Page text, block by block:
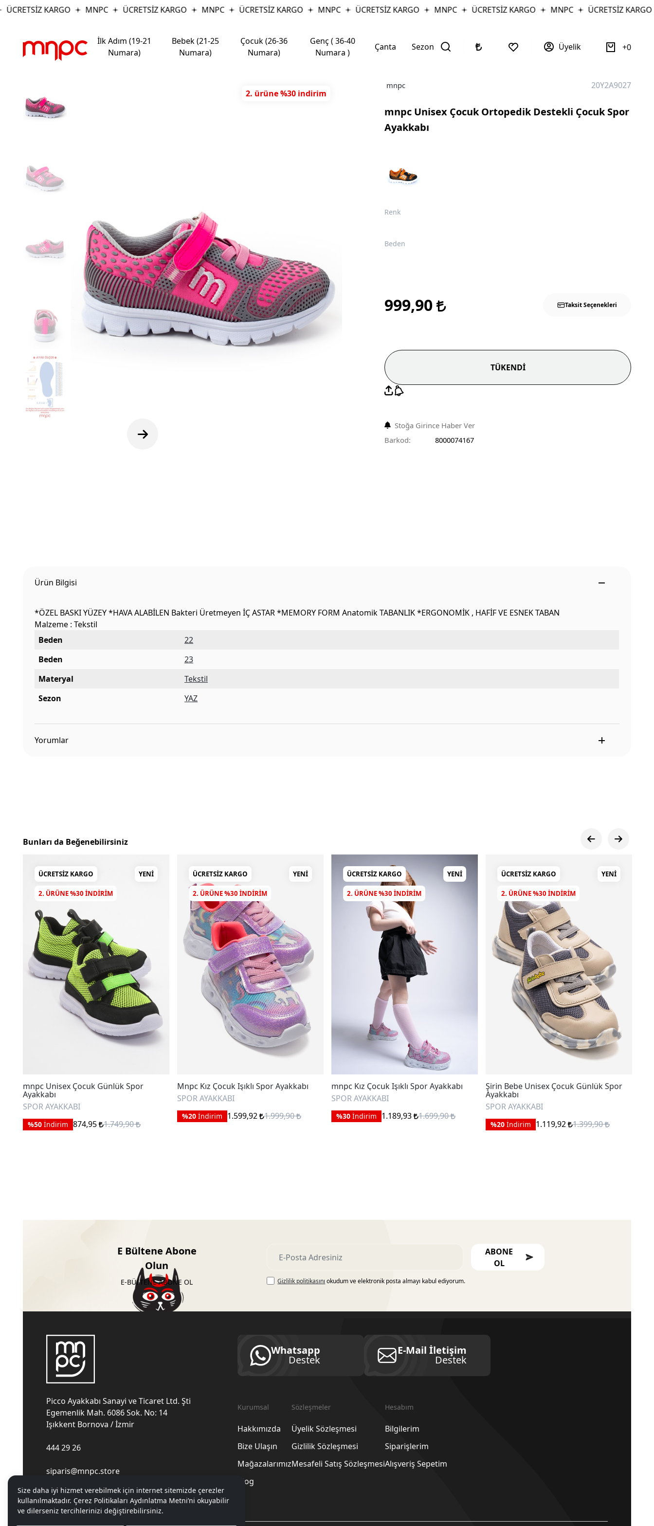
ÜCRETSİZ KARGO MNPC ÜCRETSİZ KARGO MNPC ÜCRETSİZ KARGO MNPC ÜCRETSİZ KARGO MNPC ÜCRETSİZ KARGO MNPC ÜCRETSİZ KARGO
İlk Adım (19-21
Numara)
Bebek (21-25
Numara)
Çocuk (26-36
Numara)
Genç ( 36-40
Numara )
Çanta Sezon Üyelik 0
2. ürüne %30 indirim
mnpc 20Y2A9027
mnpc Unisex Çocuk Ortopedik Destekli Çocuk Spor
Ayakkabı
Renk
Beden
999,90 Taksit Seçenekleri
TÜKENDİ
Stoğa Girince Haber Ver
Barkod:
8000074167
Ürün Bilgisi
*ÖZEL BASKI YÜZEY *HAVA ALABİLEN Bakteri Üretmeyen İÇ ASTAR *MEMORY FORM Anatomik TABANLIK *ERGONOMİK , HAFİF VE ESNEK TABAN
Malzeme : Tekstil
Beden
22
Beden
23
Materyal
Tekstil
Sezon
YAZ
Yorumlar
Bunları da Beğenebilirsiniz
ÜCRETSIZ KARGO YENI
2. ÜRÜNE %30 INDIRIM
mnpc Unisex Çocuk Günlük Spor
Ayakkabı
SPOR AYAKKABI
%50 İndirim 874,95 1.749,90
ÜCRETSIZ KARGO YENI
2. ÜRÜNE %30 INDIRIM
Mnpc Kız Çocuk Işıklı Spor Ayakkabı
SPOR AYAKKABI
%20 İndirim 1.599,92 1.999,90
ÜCRETSIZ KARGO YENI
2. ÜRÜNE %30 INDIRIM
mnpc Kız Çocuk Işıklı Spor Ayakkabı
SPOR AYAKKABI
%30 İndirim 1.189,93 1.699,90
ÜCRETSIZ KARGO YENI
2. ÜRÜNE %30 INDIRIM
Şirin Bebe Unisex Çocuk Günlük Spor
Ayakkabı
SPOR AYAKKABI
%20 İndirim 1.119,92 1.399,90
E Bültene Abone
Olun
E-BÜLTENE ABONE OL
ABONE
OL
Gizlilik politikasını okudum ve elektronik posta almayı kabul ediyorum.
Picco Ayakkabı Sanayi ve Ticaret Ltd. Şti
Egemenlik Mah. 6086 Sok. No: 14
Işıkkent Bornova / İzmir
444 29 26
siparis@mnpc.store
Whatsapp
Destek
E-Mail İletişim
Destek
Kurumsal
Hakkımızda
Bize Ulaşın
Mağazalarımız
Blog
Sözleşmeler
Üyelik Sözleşmesi
Gizlilik Sözleşmesi
Mesafeli Satış Sözleşmesi
Hesabım
Bilgilerim
Siparişlerim
Alışveriş Sepetim
Size daha iyi hizmet verebilmek için internet sitemizde çerezler
kullanılmaktadır. Çerez Politikaları Aydınlatma Metni’ni okuyabilir
ve dilerseniz tercihlerinizi değiştirebilirsiniz.